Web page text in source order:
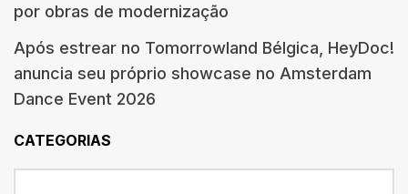
por obras de modernização
Após estrear no Tomorrowland Bélgica, HeyDoc!
anuncia seu próprio showcase no Amsterdam
Dance Event 2026
CATEGORIAS